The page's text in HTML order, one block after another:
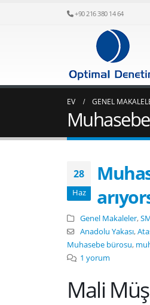
+90 216 380 14 64
EV GENEL
28
Haz
Genel Makaleler,
Anadolu Yakası,
Muhasebe bürosu,
1 yorum
Mali